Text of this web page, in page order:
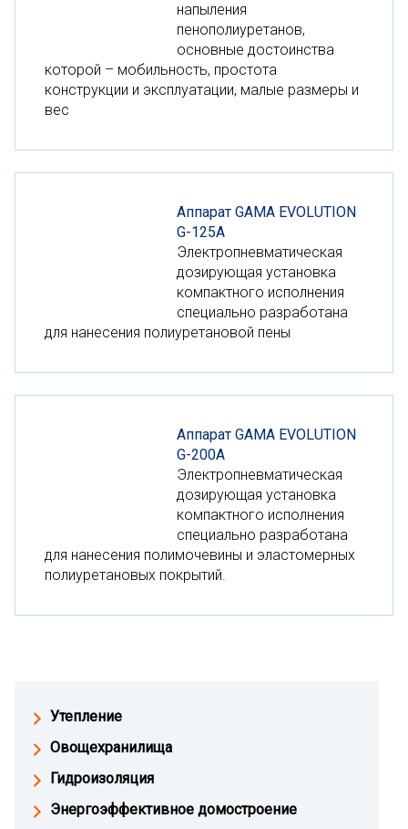
Утепление
Овощехранилища
Гидроизоляция
Энергоэффективное домостроение
напыления
пенополиуретанов,
основные достоинства
которой – мобильность, простота
конструкции и эксплуатации, малые размеры и
вес
Аппарат GAMA EVOLUTION
G-125A
Электропневматическая
дозирующая установка
компактного исполнения
специально разработана
для нанесения полиуретановой пены
Аппарат GAMA EVOLUTION
G-200A
Электропневматическая
дозирующая установка
компактного исполнения
специально разработана
для нанесения полимочевины и эластомерных
полиуретановых покрытий.